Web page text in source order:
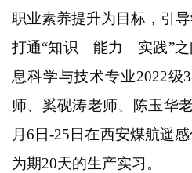
职业素养提升为目标，引
打通“知识—能力—实践”之
息科学与技术专业2022级
师、奚砚涛老师、陈玉华
月6日-25日在西安煤航遥
为期20天的生产实习。